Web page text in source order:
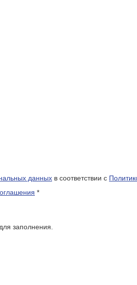
данных в соответствии с
*
заполнения.